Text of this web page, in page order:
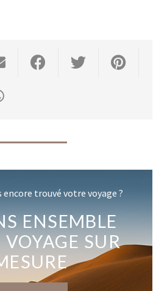
encore trouvé votre voyage ?
ENSEMBLE
VOYAGE SUR